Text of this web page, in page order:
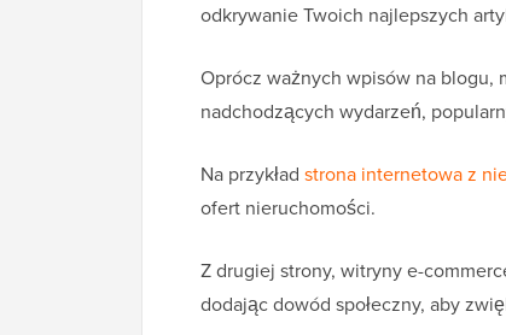
odkrywanie Twoich najlepszych
Oprócz ważnych wpisów na blogu,
nadchodzących wydarzeń,
Na przykład strona internetowa z
ofert nieruchomości.
Z drugiej strony, witryny e-
dodając dowód społeczny, aby